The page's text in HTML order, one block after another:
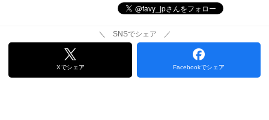
＼ SNSでシェア ／
Xでシェア Facebookでシェア